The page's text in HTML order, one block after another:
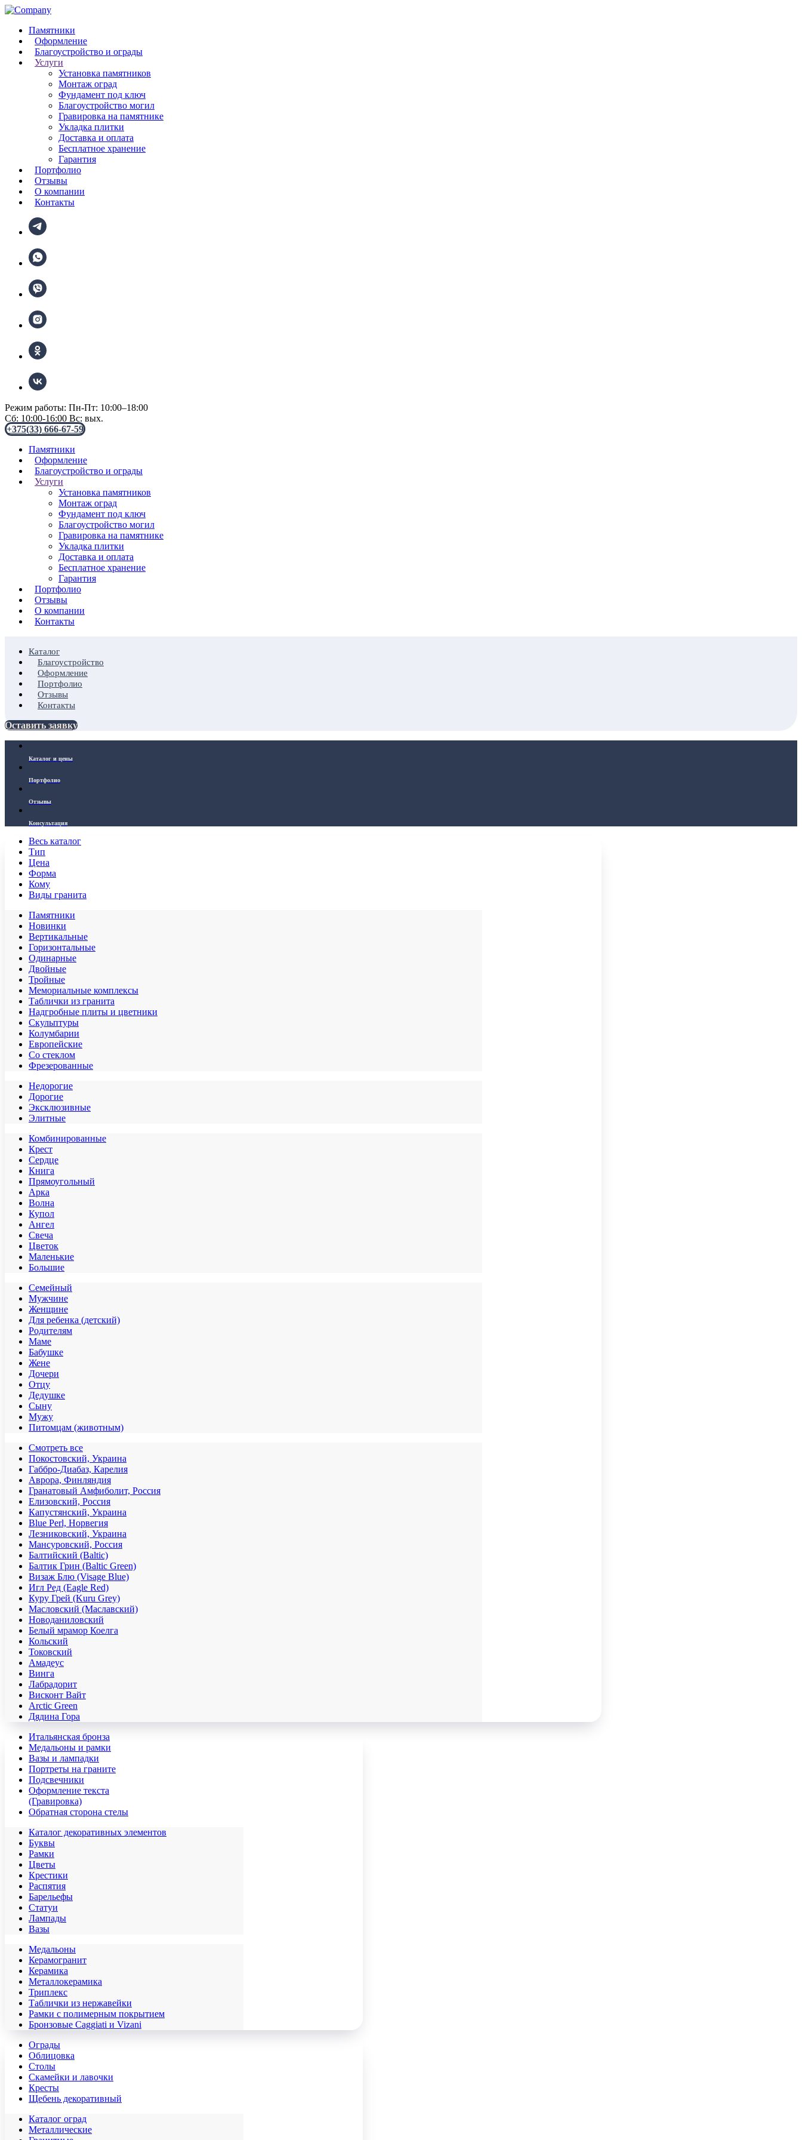
Памятники
Оформление
Благоустройство и ограды
Услуги
Установка памятников
Монтаж оград
Фундамент под ключ
Благоустройство могил
Гравировка на памятнике
Укладка плитки
Доставка и оплата
Бесплатное хранение
Гарантия
Портфолио
Отзывы
О компании
Контакты
Режим работы: Пн-Пт: 10:00–18:00
Сб: 10:00-16:00 Вс: вых.
+375(33) 666-67-59
Памятники
Оформление
Благоустройство и ограды
Услуги
Установка памятников
Монтаж оград
Фундамент под ключ
Благоустройство могил
Гравировка на памятнике
Укладка плитки
Доставка и оплата
Бесплатное хранение
Гарантия
Портфолио
Отзывы
О компании
Контакты
Каталог
Благоустройство
Оформление
Портфолио
Отзывы
Контакты
Оставить заявку
Каталог и цены
Портфолио
Отзывы
Консультация
Весь каталог
Тип
Цена
Форма
Кому
Виды гранита
Памятники
Новинки
Вертикальные
Горизонтальные
Одинарные
Двойные
Тройные
Мемориальные комплексы
Таблички из гранита
Надгробные плиты и цветники
Скульптуры
Колумбарии
Европейские
Со стеклом
Фрезерованные
Недорогие
Дорогие
Эксклюзивные
Элитные
Комбинированные
Крест
Сердце
Книга
Прямоугольный
Арка
Волна
Купол
Ангел
Свеча
Цветок
Маленькие
Большие
Семейный
Мужчине
Женщине
Для ребенка (детский)
Родителям
Маме
Бабушке
Жене
Дочери
Отцу
Дедушке
Сыну
Мужу
Питомцам (животным)
Смотреть все
Покостовский, Украина
Габбро-Диабаз, Карелия
Аврора, Финляндия
Гранатовый Амфиболит, Россия
Елизовский, Россия
Капустянский, Украина
Blue Perl, Норвегия
Лезниковский, Украина
Мансуровский, Россия
Балтийский (Baltic)
Балтик Грин (Baltic Green)
Визаж Блю (Visage Blue)
Игл Ред (Eagle Red)
Куру Грей (Kuru Grey)
Масловский (Маславский)
Новоданиловский
Белый мрамор Коелга
Кольский
Токовский
Амадеус
Винга
Лабрадорит
Висконт Вайт
Аrctic Green
Дядина Гора
Итальянская бронза
Медальоны и рамки
Вазы и лампадки
Портреты на граните
Подсвечники
Оформление текста
(Гравировка)
Обратная сторона стелы
Каталог декоративных элементов
Буквы
Рамки
Цветы
Крестики
Распятия
Барельефы
Статуи
Лампады
Вазы
Медальоны
Керамогранит
Керамика
Металлокерамика
Триплекс
Таблички из нержавейки
Рамки с полимерным покрытием
Бронзовые Caggiati и Vizani
Ограды
Облицовка
Столы
Скамейки и лавочки
Кресты
Щебень декоративный
Каталог оград
Металлические